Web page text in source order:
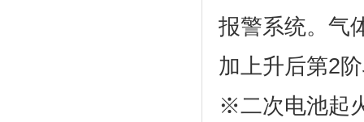
报警系统。
加上升后第2阶
※二次电池起火